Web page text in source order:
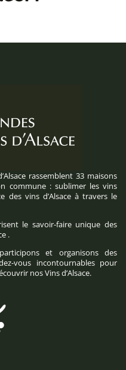
rassemblent 33 maisons
commune : sublimer les vins
des vins d’Alsace à travers le
le savoir-faire unique des
.
et organisons des
vous incontournables pour
nos Vins d’Alsace.